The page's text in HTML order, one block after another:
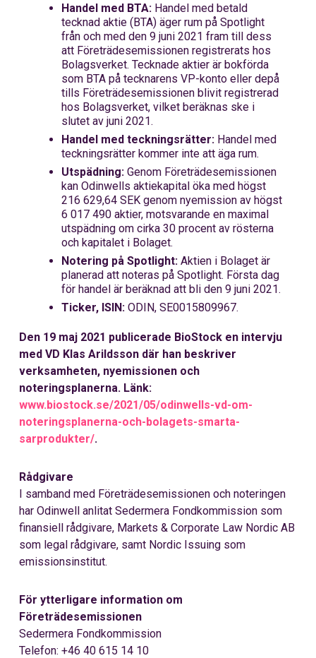
Handel med BTA:Handel med betald
tecknad aktie (BTA)äger rum på Spotlight
från och med den 9 juni 2021 fram till dess
att Företrädesemissionen registrerats hos
Bolagsverket. Tecknade aktier är bokförda
som BTA på tecknarens VP-konto eller depå
tills Företrädesemissionen blivit registrerad
hos Bolagsverket, vilket beräknas ske i
slutet av juni 2021.
Handel med teckningsrätter:Handel med
teckningsrätter kommer inte att äga rum.
Utspädning:Genom Företrädesemissionen
kan Odinwells aktiekapital öka med högst
216 629,64 SEK genom nyemission av högst
6 017 490 aktier, motsvarande en maximal
utspädning omcirka30 procent av rösterna
och kapitalet i Bolaget.
Notering på Spotlight:Aktien i Bolaget är
planerad att noteras på Spotlight. Första dag
för handel är beräknad att bli den 9 juni 2021.
Ticker, ISIN: ODIN, SE0015809967.
Den 19 maj 2021 publicerade BioStock en intervju
med VD Klas Arildsson där han beskriver
verksamheten, nyemissionen och
noteringsplanerna. Länk:
www.biostock.se/2021/05/odinwells-vd-om-
noteringsplanerna-och-bolagets-smarta-
sarprodukter/.
Rådgivare
I samband med Företrädesemissionen och noteringen
har Odinwell anlitat Sedermera Fondkommission som
finansiell rådgivare, Markets & Corporate Law Nordic AB
som legal rådgivare, samt Nordic Issuing som
emissionsinstitut.
För ytterligare information om
Företrädesemissionen
Sedermera Fondkommission
Telefon: +46 40 615 14 10